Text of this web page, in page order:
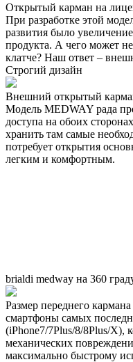
Открытый карман на
При разработке этой
развития было
продукта. А чего может
клатче? Наш ответ –
Строгий дизайн
Внешний открытый
Модель MEDWAY рада
доступа на обоих
хранить там самые
потребует открытия
легким и комфортным.
brialdi medway на 360
Размер переднего
смартфоны самых
(iPhone7/7Plus/8/8Plus/X),
механических
максимально быстрому